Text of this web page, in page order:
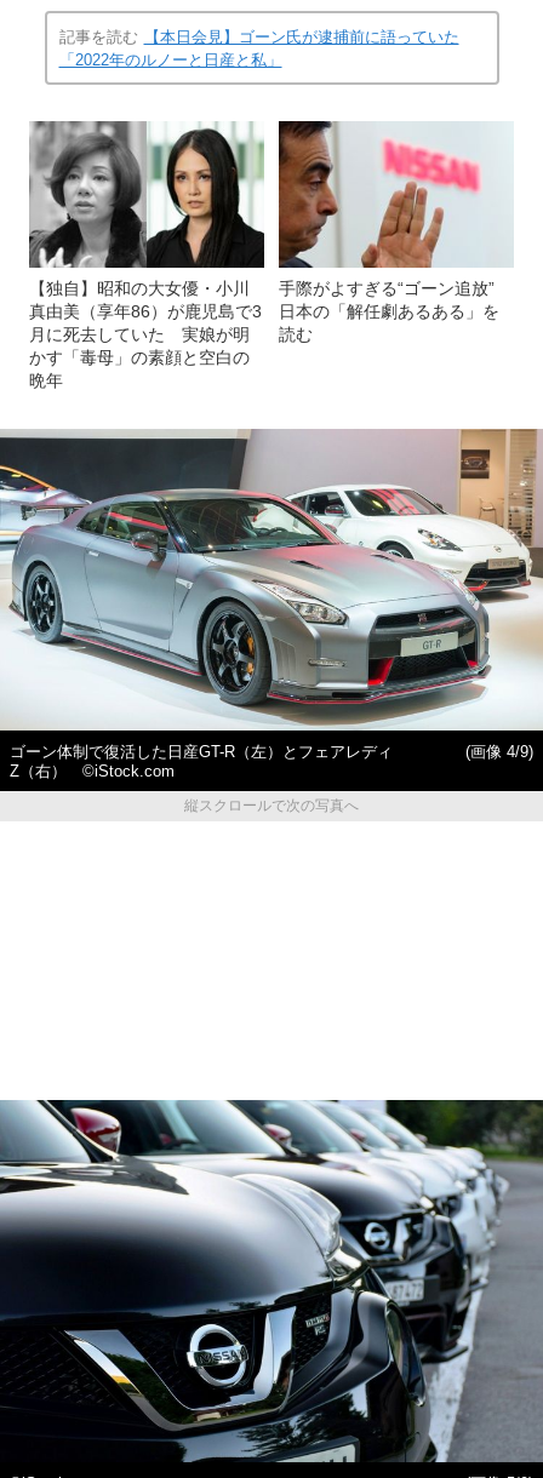
記事を読む
【本日会見】ゴーン氏が逮捕前に語っていた
「2022年のルノーと日産と私」
【独自】昭和の大女優・小川
真由美（享年86）が鹿児島で3
月に死去していた 実娘が明
かす「毒母」の素顔と空白の
晩年
手際がよすぎる“ゴーン追放”
日本の「解任劇あるある」を
読む
ゴーン体制で復活した日産GT-R（左）とフェアレディ
Z（右） ©iStock.com
(画像 4/9)
縦スクロールで次の写真へ